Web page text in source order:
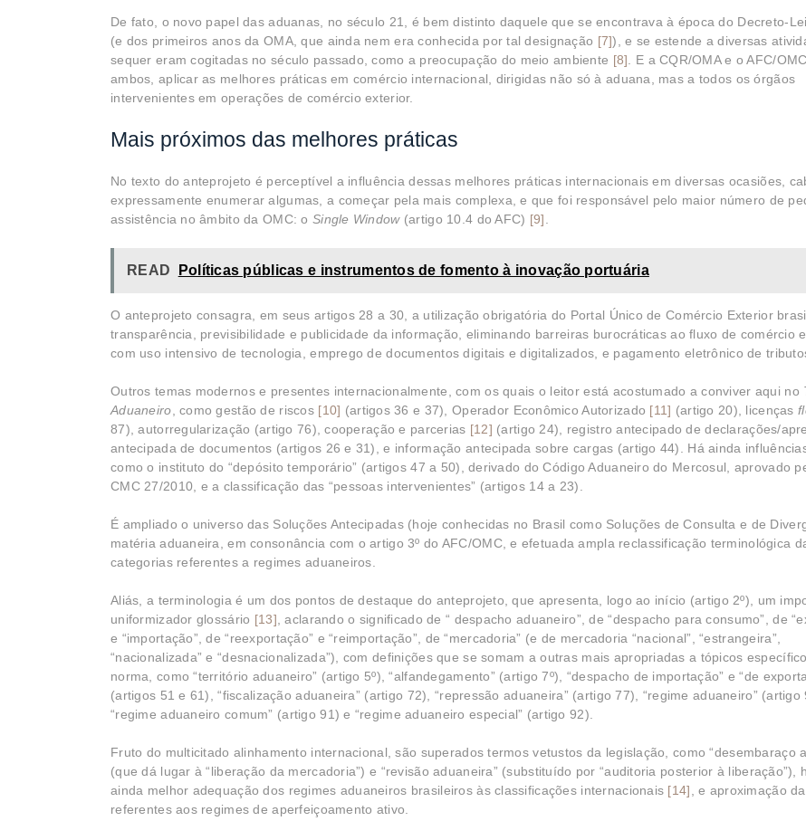
De fato, o novo papel das aduanas, no século 21, é bem distinto daquele que se encontrava à época do Decreto-
(e dos primeiros anos da OMA, que ainda nem era conhecida por tal designação [7]), e se estende a diversas
sequer eram cogitadas no século passado, como a preocupação do meio ambiente [8]. E a CQR/OMA e o AFC/
ambos, aplicar as melhores práticas em comércio internacional, dirigidas não só à aduana, mas a todos os órgãos
intervenientes em operações de comércio exterior.
Mais próximos das melhores práticas
No texto do anteprojeto é perceptível a influência dessas melhores práticas internacionais em diversas ocasiões,
expressamente enumerar algumas, a começar pela mais complexa, e que foi responsável pelo maior número de
assistência no âmbito da OMC: o Single Window(artigo 10.4 do AFC) [9].
READ Políticas públicas e instrumentos de fomento à inovação portuária
O anteprojeto consagra, em seus artigos 28 a 30, a utilização obrigatória do Portal Único de Comércio Exterior
transparência, previsibilidade e publicidade da informação, eliminando barreiras burocráticas ao fluxo de comércio
com uso intensivo de tecnologia, emprego de documentos digitais e digitalizados, e pagamento eletrônico de
Outros temas modernos e presentes internacionalmente, com os quais o leitor está acostumado a conviver aqui no
Aduaneiro, como gestão de riscos [10] (artigos 36 e 37), Operador Econômico Autorizado [11] (artigo 20), licenças
87), autorregularização (artigo 76), cooperação e parcerias [12] (artigo 24), registro antecipado de declarações/
antecipada de documentos (artigos 26 e 31), e informação antecipada sobre cargas (artigo 44). Há ainda
como o instituto do “depósito temporário” (artigos 47 a 50), derivado do Código Aduaneiro do Mercosul, aprovado
CMC 27/2010, e a classificação das “pessoas intervenientes” (artigos 14 a 23).
É ampliado o universo das Soluções Antecipadas (hoje conhecidas no Brasil como Soluções de Consulta e de
matéria aduaneira, em consonância com o artigo 3º do AFC/OMC, e efetuada ampla reclassificação terminológica
categorias referentes a regimes aduaneiros.
Aliás, a terminologia é um dos pontos de destaque do anteprojeto, que apresenta, logo ao início (artigo 2º), um
uniformizador glossário [13], aclarando o significado de “ despacho aduaneiro”, de “despacho para consumo”, de
e “importação”, de “reexportação” e “reimportação”, de “mercadoria” (e de mercadoria “nacional”, “estrangeira”,
“nacionalizada” e “desnacionalizada”), com definições que se somam a outras mais apropriadas a tópicos
norma, como “território aduaneiro” (artigo 5º), “alfandegamento” (artigo 7º), “despacho de importação” e “de
(artigos 51 e 61), “fiscalização aduaneira” (artigo 72), “repressão aduaneira” (artigo 77), “regime aduaneiro” (artigo
“regime aduaneiro comum” (artigo 91) e “regime aduaneiro especial” (artigo 92).
Fruto do multicitado alinhamento internacional, são superados termos vetustos da legislação, como “desembaraço
(que dá lugar à “liberação da mercadoria”) e “revisão aduaneira” (substituído por “auditoria posterior à liberação”),
ainda melhor adequação dos regimes aduaneiros brasileiros às classificações internacionais [14], e aproximação
referentes aos regimes de aperfeiçoamento ativo.